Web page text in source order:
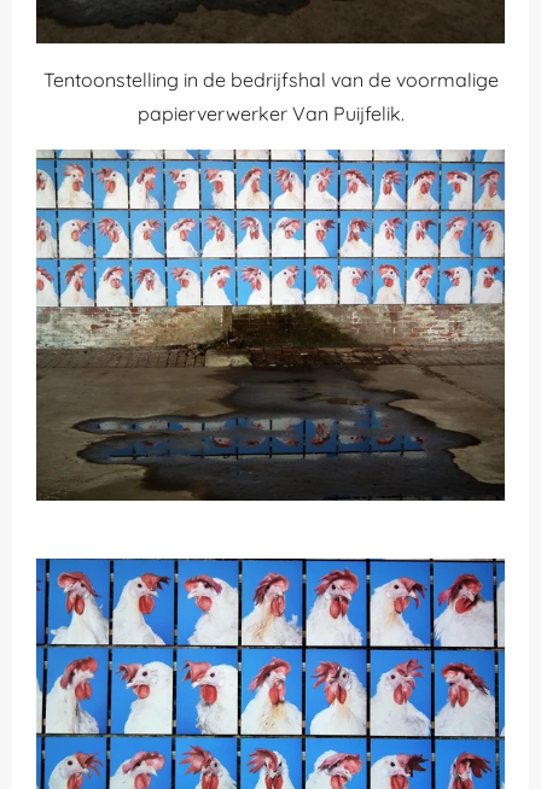
Tentoonstelling in de bedrijfshal van de voormalige
papierverwerker Van Puijfelik.